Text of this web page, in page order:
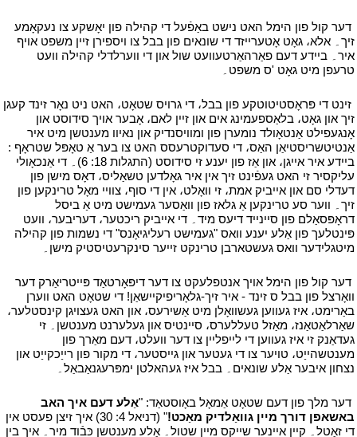
דער קול פון הימל האט נישט באַפֿעל די קהילה פון יאָשקע צו נעקאָמע
זיך۔ אלא، גאָט אָטערייזד די שונאים פון בבל צו ויספירן זיין משפט אויף
איר۔ ביידע דעם פאַרהאַרטעוועט שול און די ווערלדלי קהילה וועט
טרעפן מיט גאָט 'ס משפט۔
זינט די פּראָסטיטוטקע פון בבל، די גרויס שטאָט، האט ניט נאָר זינד קעגן
זיך און גאָט، בלאַספעמינג אים און זיין לאם، אָבער אויך סידוסט און
אָנגעפילט אַנטאָולד נומערן פון ומוויסנדיק און נאיוו מענטשן מיט איר
אַנטיטשריסטיאַן האַס، די סעדוקטרעסס האט צו בער אַ טאָפּל שטראָף :
ביידע איר אייגן، און אַז פון יענע זי סידוסט (התגלות 18: 6)۔ די אַנכאָולי
עליקסיר זי האט געפֿינט זיך אין איר גאָלדען טשאַליס، דאָס מישן פון
דעדלי סם און אייביק אמת، זי וואָלט، אין די סוף، צוויי מאָל טרינקען פון
זיך۔ ווער סע טרינקען אַ גלאז פון וואַסער געמישט מיט אַ ביסל
דראָפּסאַלם פון סיינייד דיעס מיד۔ די אייביק ריכטער، דעריבער، וועט
פּינטלעך פון אַלע יענע וואס "געמישט רעליגיאָנס" די נשמות פון קהילה
מיטגלידער וואס געשטארבן טרינקט זייער סינקרעטיסטיק מישן۔
דער קול פון הימל אויך אנטפלעקט צו דער דיפּאָרטאַד פּייטריאַרק דער
וואָרצל פון בבל ס זינד - איר זיך-גלאָריפיקיישאַן! די שטאָט האט ווערן
באַרימט، איז געווען געשוואָלן מיט אַשירעס، און האט געצויגן קינסטלער،
שאַרלאַטאַנז، מאַזל טעללערס، סיינטיס און געלערנט מענטשן۔ זי
געדאַנק זי איז געווען די לייפליין צו דער וועלט، דעם מאַרך פון
מענטשהייַט، טויער צו די געטער און גייסטער، די מקור פון רייַכקייַט און
נצחון איבער אַלע שונאים۔ בבל איז געהאלטן ימפּרעגנאַבאַל۔
דער מלך פון דעם שטאָט אַמאָל באָוסטאַד: "אַלע דעם איך האב
באשאפן דורך מיין גוואַלדיק מאַכט!
" (דניאל 4: 30) איך זיצן פעסט אין
די זאָטל۔ קיין איינער שייקס מיין שטול۔ אַלע מענטשן כּבֿוד מיר۔ איך בין